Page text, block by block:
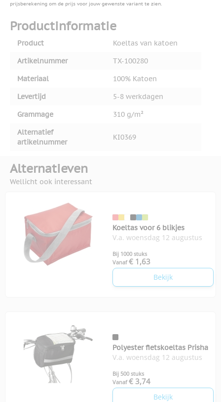
prijsberekening om de prijs voor jouw gewenste variant te zien.
Productinformatie
Product
Koeltas van katoen
Artikelnummer
TX-100280
Materiaal
100% Katoen
Levertijd
5-8 werkdagen
Grammage
310 g/m²
Alternatief
artikelnummer
KI0369
Alternatieven
Wellicht ook interessant
Koeltas voor 6 blikjes
V.a. woensdag 12 augustus
Bij 1000 stuks
Vanaf € 1,63
Bekijk
Polyester fietskoeltas Prisha
V.a. woensdag 12 augustus
Bij 500 stuks
Vanaf € 3,74
Bekijk